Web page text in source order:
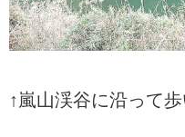
↑嵐山渓谷に沿って歩